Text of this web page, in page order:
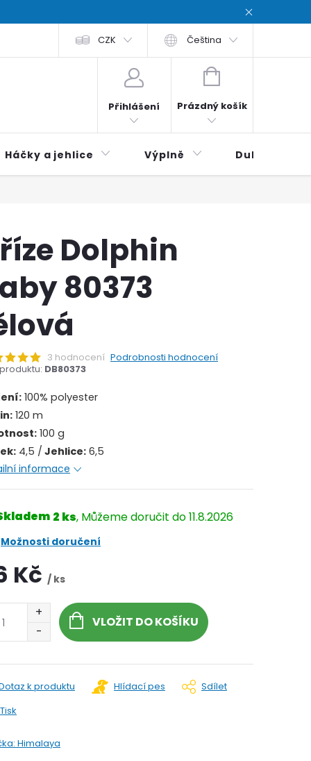
podmínky Zásady ochrana osobních údajů / Privacy
CZK Čeština
Přihlášení
NÁKUPNÍ
Prázdný košík
Háčky a jehlice Výplně Duhová
Dolphin
80373
3 hodnocení Podrobnosti hodnocení
DB80373
100% polyester
120 m
100 g
4,5 / Jehlice: 6,5
informace
2 ks 11.8.2026
Možnosti doručení
Kč / ks
VLOŽIT DO KOŠÍKU
Tisk
k produktu Hlídací pes Sdílet
Himalaya